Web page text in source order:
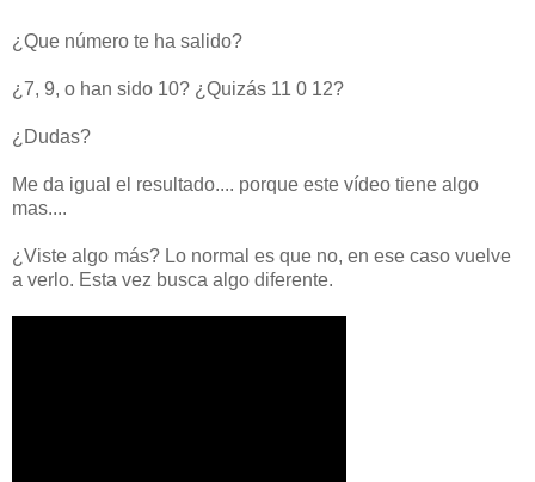
¿Que número te ha salido?
¿7, 9, o han sido 10? ¿Quizás 11 0 12?
¿Dudas?
Me da igual el resultado.... porque este vídeo tiene algo
mas....
¿Viste algo más? Lo normal es que no, en ese caso vuelve
a verlo. Esta vez busca algo diferente.